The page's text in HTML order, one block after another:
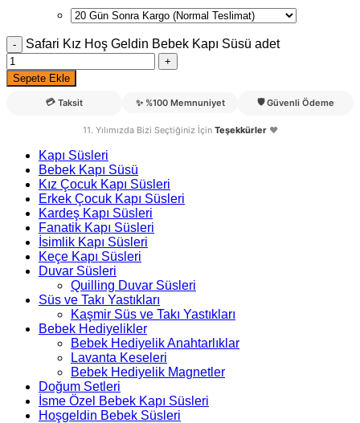
Safari Kız Hoş Geldin Bebek Kapı Süsü adet
Sepete Ekle
💳 Taksit ✨ %100 Memnuniyet 🛡️ Güvenli Ödeme
11. Yılımızda Bizi Seçtiğiniz İçin Teşekkürler❤️
Kapı Süsleri
Bebek Kapı Süsü
Kız Çocuk Kapı Süsleri
Erkek Çocuk Kapı Süsleri
Kardeş Kapı Süsleri
Fanatik Kapı Süsleri
İsimlik Kapı Süsleri
Keçe Kapı Süsleri
Duvar Süsleri
Quilling Duvar Süsleri
Süs ve Takı Yastıkları
Kaşmir Süs ve Takı Yastıkları
Bebek Hediyelikler
Bebek Hediyelik Anahtarlıklar
Lavanta Keseleri
Bebek Hediyelik Magnetler
Doğum Setleri
İsme Özel Bebek Kapı Süsleri
Hoşgeldin Bebek Süsleri